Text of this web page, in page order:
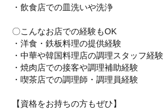
・飲食店での皿洗いや洗浄
〇こんなお店での経験もOK
・洋食・鉄板料理の提供経験
・中華や韓国料理店の調理スタッフ経験
・焼肉店での接客や調理補助経験
・喫茶店での調理師・調理員経験
【資格をお持ちの方もぜひ】